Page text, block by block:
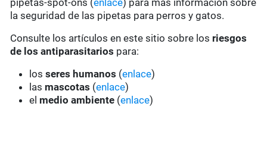
pipetas-spot-ons (enlace) para más información sobre
la seguridad de las pipetas para perros y gatos.
Consulte los artículos en este sitio sobre los riesgos
de los antiparasitarios para:
losseres humanos (enlace)
las mascotas (enlace)
el medio ambiente (enlace)